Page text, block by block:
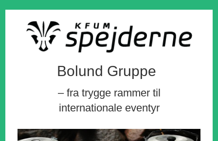
Bolund Gruppe
– fra trygge rammer til
internationale eventyr